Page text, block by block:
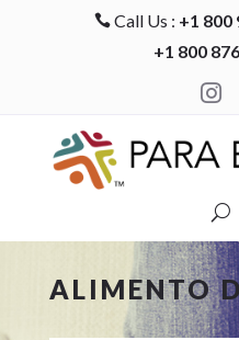
 Call Us : +1 800
+1 800

ALIMENTO